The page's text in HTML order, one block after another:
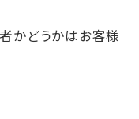
かどうかはお客様